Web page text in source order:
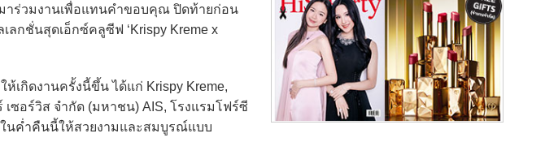
ร่วมงานเพื่อแทนคำขอบคุณ ปิดท้ายก่อน
กชั่นสุดเอ็กซ์คลูซีฟ ‘Krispy Kreme x
ดงานครั้งนี้ขึ้น ได้แก่ Krispy Kreme,
เซอร์วิส จำกัด (มหาชน) AIS, โรงแรมโฟร์ซี
ในค่ำคืนนี้ให้สวยงามและสมบูรณ์แบบ